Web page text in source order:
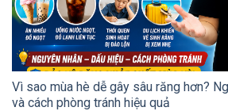
Vì sao mùa hè dễ gây sâu răng hơn?
và cách phòng tránh hiệu quả